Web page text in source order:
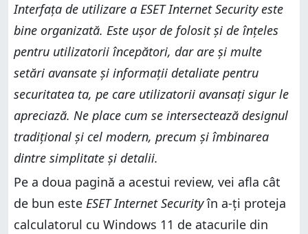
Interfața de utilizare a ESET Internet Security este
bine organizată. Este ușor de folosit și de înțeles
pentru utilizatorii începători, dar are și multe
setări avansate și informații detaliate pentru
securitatea ta, pe care utilizatorii avansați sigur le
apreciază. Ne place cum se intersectează designul
tradițional și cel modern, precum și îmbinarea
dintre simplitate și detalii.
Pe a doua pagină a acestui review, vei afla cât
de bun este ESET Internet Securityîn a-ți proteja
calculatorul cu Windows 11 de atacurile din